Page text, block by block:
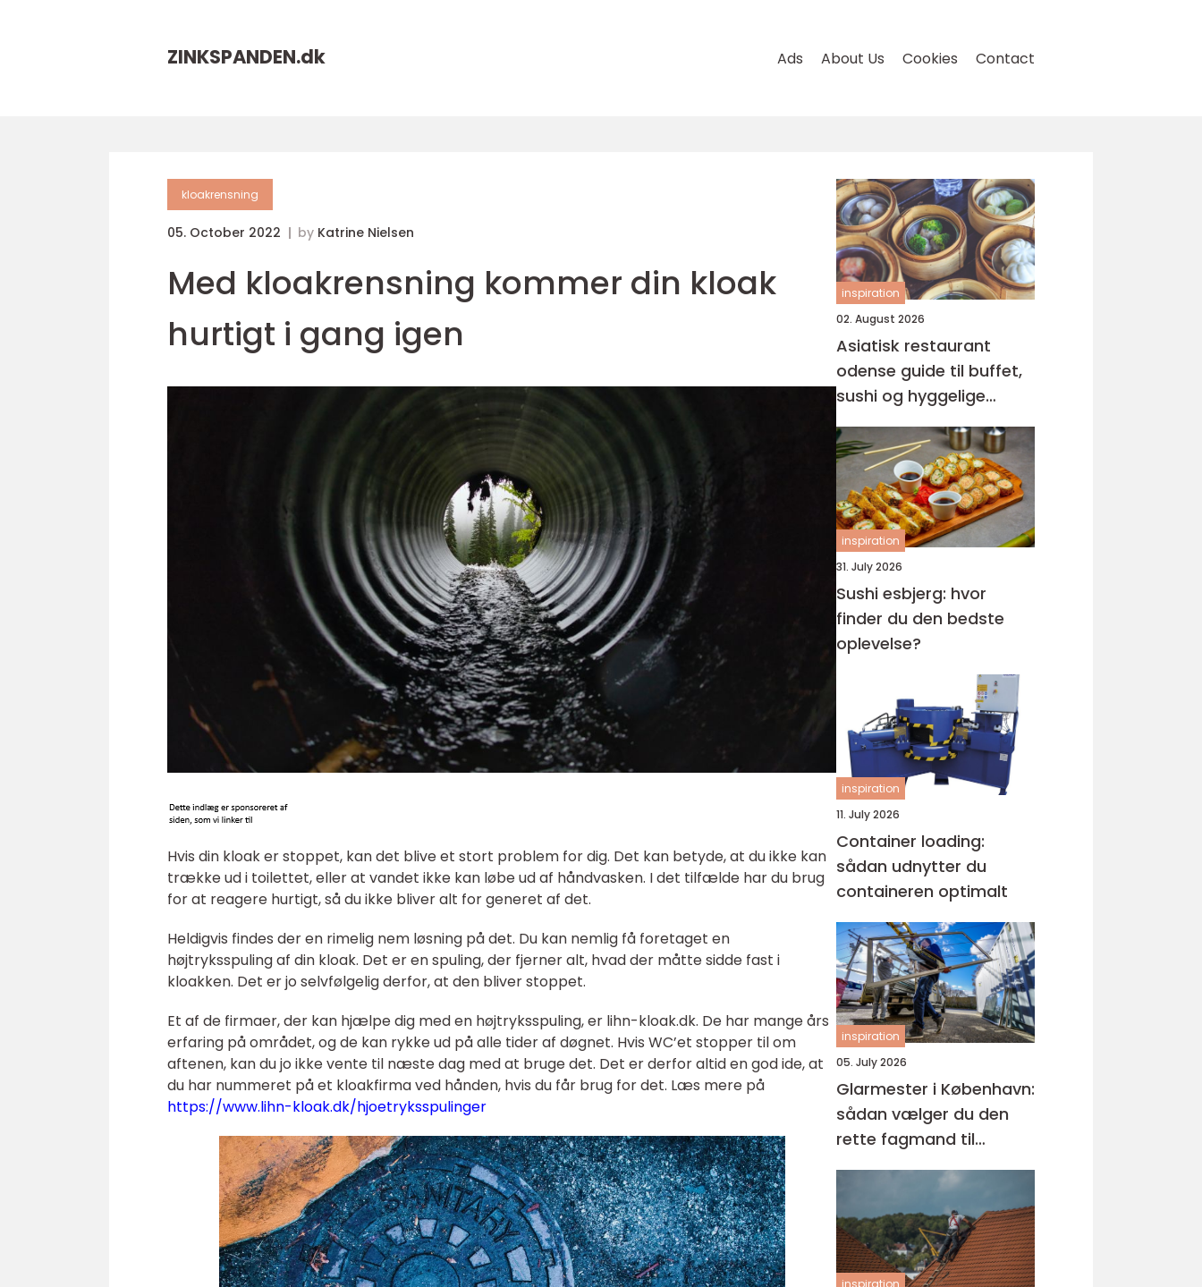
ZINKSPANDEN.dk Ads About Us Cookies Contact
kloakrensning
05. October 2022 by Katrine Nielsen
Med kloakrensning kommer din kloak
hurtigt i gang igen
Hvis din kloak er stoppet, kan det blive et stort problem for dig. Det kan betyde, at du ikke kan
trække ud i toilettet, eller at vandet ikke kan løbe ud af håndvasken. I det tilfælde har du brug
for at reagere hurtigt, så du ikke bliver alt for generet af det.
Heldigvis findes der en rimelig nem løsning på det. Du kan nemlig få foretaget en
højtryksspuling af din kloak. Det er en spuling, der fjerner alt, hvad der måtte sidde fast i
kloakken. Det er jo selvfølgelig derfor, at den bliver stoppet.
Et af de firmaer, der kan hjælpe dig med en højtryksspuling, er lihn-kloak.dk. De har mange års
erfaring på området, og de kan rykke ud på alle tider af døgnet. Hvis WC’et stopper til om
aftenen, kan du jo ikke vente til næste dag med at bruge det. Det er derfor altid en god ide, at
du har nummeret på et kloakfirma ved hånden, hvis du får brug for det. Læs mere på
https://www.lihn-kloak.dk/hjoetryksspulinger
inspiration
02. August 2026
Asiatisk restaurant
odense guide til buffet,
sushi og hyggelige
rammer
inspiration
31. July 2026
Sushi esbjerg: hvor
finder du den bedste
oplevelse?
inspiration
11. July 2026
Container loading:
sådan udnytter du
containeren optimalt
inspiration
05. July 2026
Glarmester i København:
sådan vælger du den
rette fagmand til
glasopgaver
inspiration